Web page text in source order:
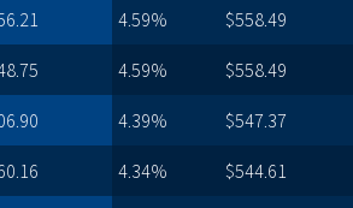
4.59% $558.49
4.59% $558.49
4.39% $547.37
4.34% $544.61